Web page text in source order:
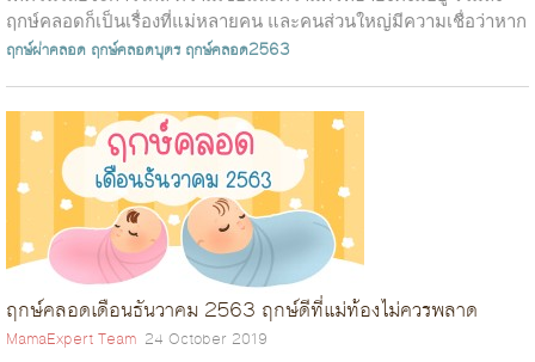
ฤกษ์คลอดก็เป็นเรื่องที่แม่หลายคน และคนส่วนใหญ่มีความเชื่อว่าหาก
ลูกคลอดวันดี วันธงชัย ลู...
ฤกษ์ผ่าคลอด ฤกษ์คลอดบุตร ฤกษ์คลอด2563
ฤกษ์คลอดเดือนธันวาคม 2563 ฤกษ์ดีที่แม่ท้องไม่ควรพลาด
MamaExpert Team 24 October 2019